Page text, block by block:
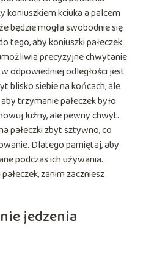
kciuka a palcem
będzie mogła swobodnie się
tego, aby koniuszki pałeczek
precyzyjne chwytanie
odpowiedniej odległości jest
blisko siebie na końcach, ale
trzymanie pałeczek było
luźny, ale pewny chwyt.
pałeczki zbyt sztywno, co
Dlatego pamiętaj, aby
podczas ich używania.
zanim zaczniesz
jedzenia